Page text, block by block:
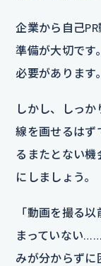
企業から自己
準備が大切です
必要があります。
しかし、しっ
線を画せるはず
るまたとない機
にしましょう。
「動画を撮る
まっていない
みが分からずに